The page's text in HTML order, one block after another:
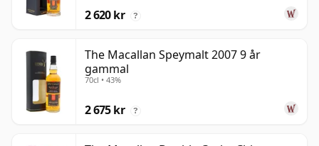
2 620 kr ?
The Macallan Speymalt 2007 9 år
gammal
70cl • 43%
2 675 kr ?